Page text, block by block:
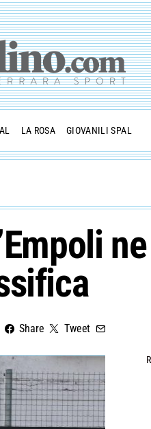
LA ROSA GIOVANILI SPAL
Share Tweet